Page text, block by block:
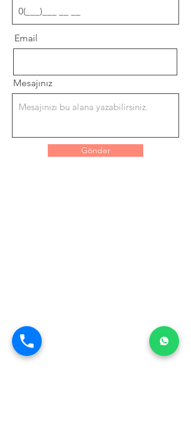
Email
Mesajınız
Gönder